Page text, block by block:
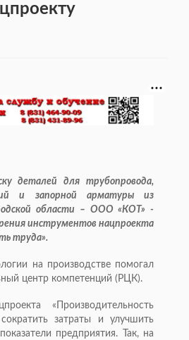
деталей для трубопровода,
и запорной арматуры из
области – ООО «КОТ» -
инструментов нацпроекта
труда».
на производстве помогал
центр компетенций (РЦК).
«Производительность
затраты и улучшить
предприятия. Так, на